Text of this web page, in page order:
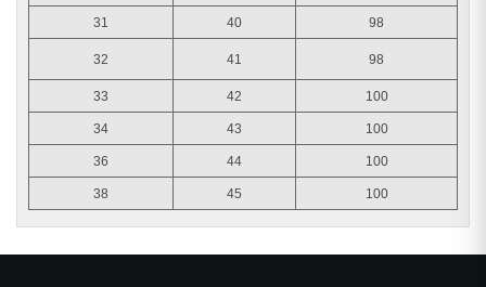
31 40 98
32 41 98
33 42 100
34 43 100
36 44 100
38 45 100